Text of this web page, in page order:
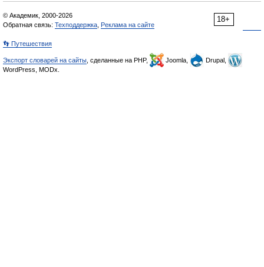
18+
© Академик, 2000-2026
Обратная связь: Техподдержка, Реклама на сайте
👣 Путешествия
Экспорт словарей на сайты, сделанные на PHP, Joomla,
Drupal,
WordPress, MODx.